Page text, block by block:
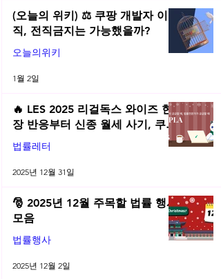
(오늘의 위키) ⚖️ 쿠팡 개발자 이
직, 전직금지는 가능했을까?
오늘의위키
1월 2일
🔥 LES 2025 리걸독스 와이즈 현
장 반응부터 신종 월세 사기, 쿠팡
전직금지 가처분 위키까지| 2025
년 12월 네플라 법률레터
법률레터
2025년 12월 31일
🎅 2025년 12월 주목할 법률 행사
모음
법률행사
2025년 12월 2일